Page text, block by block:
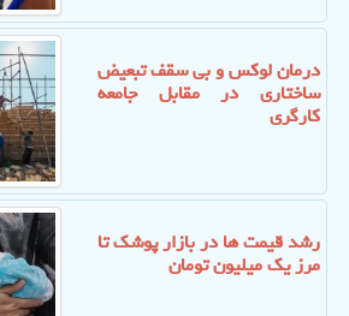
درمان لوکس و بی سقف تبعیض
ساختاری در مقابل جامعه
کارگری
رشد قیمت ها در بازار پوشک تا
مرز یک میلیون تومان